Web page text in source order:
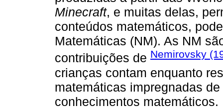
Minecraft, e muitas delas,
conteúdos matemáticos,
Matemáticas (NM). As NM
contribuições de Nemirovsky
crianças contam enquanto
matemáticas impregnadas
conhecimentos matemáticos.